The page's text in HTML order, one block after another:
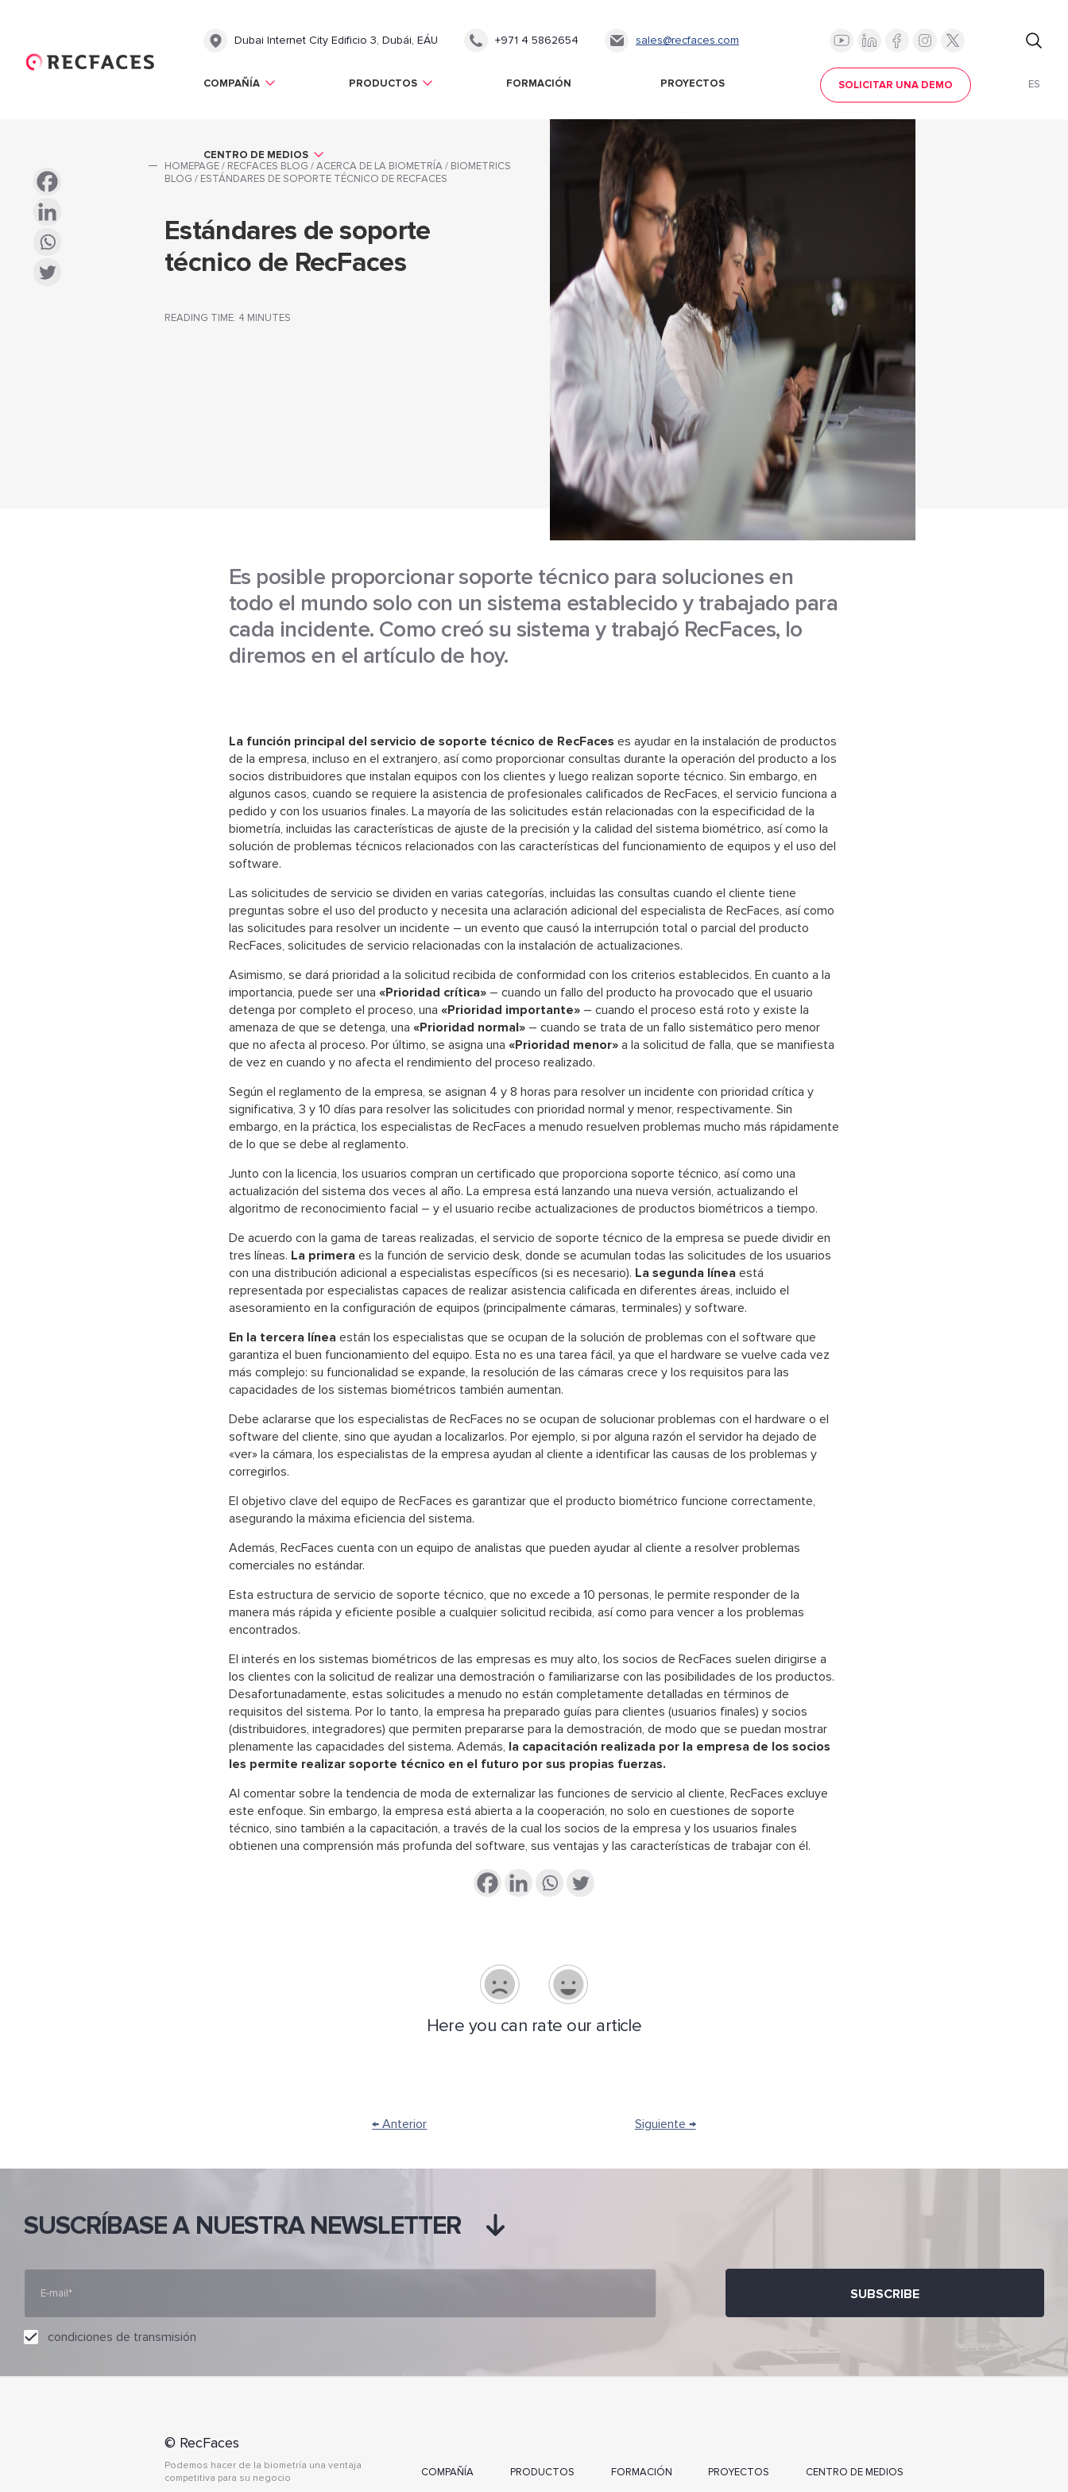
Dubai Internet City Edificio 3, Dubái, EÁU +971 4 5862654 sales@recfaces.com
COMPAÑÍA PRODUCTOS FORMACIÓN PROYECTOS
СENTRO DE MEDIOS
SOLICITAR UNA DEMO ES
HOMEPAGE/ RECFACES BLOG /ACERCA DE LA BIOMETRÍA/ BIOMETRICS
BLOG / ESTÁNDARES DE SOPORTE TÉCNICO DE RECFACES
Estándares de soporte
técnico de RecFaces
READING TIME: 4 MINUTES
Es posible proporcionar soporte técnico para soluciones en
todo el mundo solo con un sistema establecido y trabajado para
cada incidente. Como creó su sistema y trabajó RecFaces, lo
diremos en el artículo de hoy.
La función principal del servicio de soporte técnico de RecFaces es ayudar en la instalación de productos
de la empresa, incluso en el extranjero, así como proporcionar consultas durante la operación del producto a los
socios distribuidores que instalan equipos con los clientes y luego realizan soporte técnico. Sin embargo, en
algunos casos, cuando se requiere la asistencia de profesionales calificados de RecFaces, el servicio funciona a
pedido y con los usuarios finales. La mayoría de las solicitudes están relacionadas con la especificidad de la
biometría, incluidas las características de ajuste de la precisión y la calidad del sistema biométrico, así como la
solución de problemas técnicos relacionados con las características del funcionamiento de equipos y el uso del
software.
Las solicitudes de servicio se dividen en varias categorías, incluidas las consultas cuando el cliente tiene
preguntas sobre el uso del producto y necesita una aclaración adicional del especialista de RecFaces, así como
las solicitudes para resolver un incidente – un evento que causó la interrupción total o parcial del producto
RecFaces, solicitudes de servicio relacionadas con la instalación de actualizaciones.
Asimismo, se dará prioridad a la solicitud recibida de conformidad con los criterios establecidos. En cuanto a la
importancia, puede ser una «Prioridad crítica»– cuando un fallo del producto ha provocado que el usuario
detenga por completo el proceso, una «Prioridad importante»– cuando el proceso está roto y existe la
amenaza de que se detenga, una «Prioridad normal»– cuando se trata de un fallo sistemático pero menor
que no afecta al proceso. Por último, se asigna una «Prioridad menor»a la solicitud de falla, que se manifiesta
de vez en cuando y no afecta el rendimiento del proceso realizado.
Según el reglamento de la empresa, se asignan 4 y 8 horas para resolver un incidente con prioridad crítica y
significativa, 3 y 10 días para resolver las solicitudes con prioridad normal y menor, respectivamente. Sin
embargo, en la práctica, los especialistas de RecFaces a menudo resuelven problemas mucho más rápidamente
de lo que se debe al reglamento.
Junto con la licencia, los usuarios compran un certificado que proporciona soporte técnico, así como una
actualización del sistema dos veces al año. La empresa está lanzando una nueva versión, actualizando el
algoritmo de reconocimiento facial – y el usuario recibe actualizaciones de productos biométricos a tiempo.
De acuerdo con la gama de tareas realizadas, el servicio de soporte técnico de la empresa se puede dividir en
tres líneas. La primera es la función de servicio desk, donde se acumulan todas las solicitudes de los usuarios
con una distribución adicional a especialistas específicos (si es necesario). La segunda línea está
representada por especialistas capaces de realizar asistencia calificada en diferentes áreas, incluido el
asesoramiento en la configuración de equipos (principalmente cámaras, terminales) y software.
En la tercera línea están los especialistas que se ocupan de la solución de problemas con el software que
garantiza el buen funcionamiento del equipo. Esta no es una tarea fácil, ya que el hardware se vuelve cada vez
más complejo: su funcionalidad se expande, la resolución de las cámaras crece y los requisitos para las
capacidades de los sistemas biométricos también aumentan.
Debe aclararse que los especialistas de RecFaces no se ocupan de solucionar problemas con el hardware o el
software del cliente, sino que ayudan a localizarlos. Por ejemplo, si por alguna razón el servidor ha dejado de
«ver» la cámara, los especialistas de la empresa ayudan al cliente a identificar las causas de los problemas y
corregirlos.
El objetivo clave del equipo de RecFaces es garantizar que el producto biométrico funcione correctamente,
asegurando la máxima eficiencia del sistema.
Además, RecFaces cuenta con un equipo de analistas que pueden ayudar al cliente a resolver problemas
comerciales no estándar.
Esta estructura de servicio de soporte técnico, que no excede a 10 personas, le permite responder de la
manera más rápida y eficiente posible a cualquier solicitud recibida, así como para vencer a los problemas
encontrados.
El interés en los sistemas biométricos de las empresas es muy alto, los socios de RecFaces suelen dirigirse a
los clientes con la solicitud de realizar una demostración o familiarizarse con las posibilidades de los productos.
Desafortunadamente, estas solicitudes a menudo no están completamente detalladas en términos de
requisitos del sistema. Por lo tanto, la empresa ha preparado guías para clientes (usuarios finales) y socios
(distribuidores, integradores) que permiten prepararse para la demostración, de modo que se puedan mostrar
plenamente las capacidades del sistema. Además, la capacitación realizada por la empresa de los socios
les permite realizar soporte técnico en el futuro por sus propias fuerzas.
Al comentar sobre la tendencia de moda de externalizar las funciones de servicio al cliente, RecFaces excluye
este enfoque. Sin embargo, la empresa está abierta a la cooperación, no solo en cuestiones de soporte
técnico, sino también a la capacitación, a través de la cual los socios de la empresa y los usuarios finales
obtienen una comprensión más profunda del software, sus ventajas y las características de trabajar con él.
Here you can rate our article
← Anterior Siguiente →
SUSCRÍBASE A NUESTRA NEWSLETTER
condiciones de transmisión
© RecFaces
Podemos hacer de la biometría una ventaja
competitiva para su negocio
COMPAÑÍA PRODUCTOS FORMACIÓN PROYECTOS СENTRO DE MEDIOS